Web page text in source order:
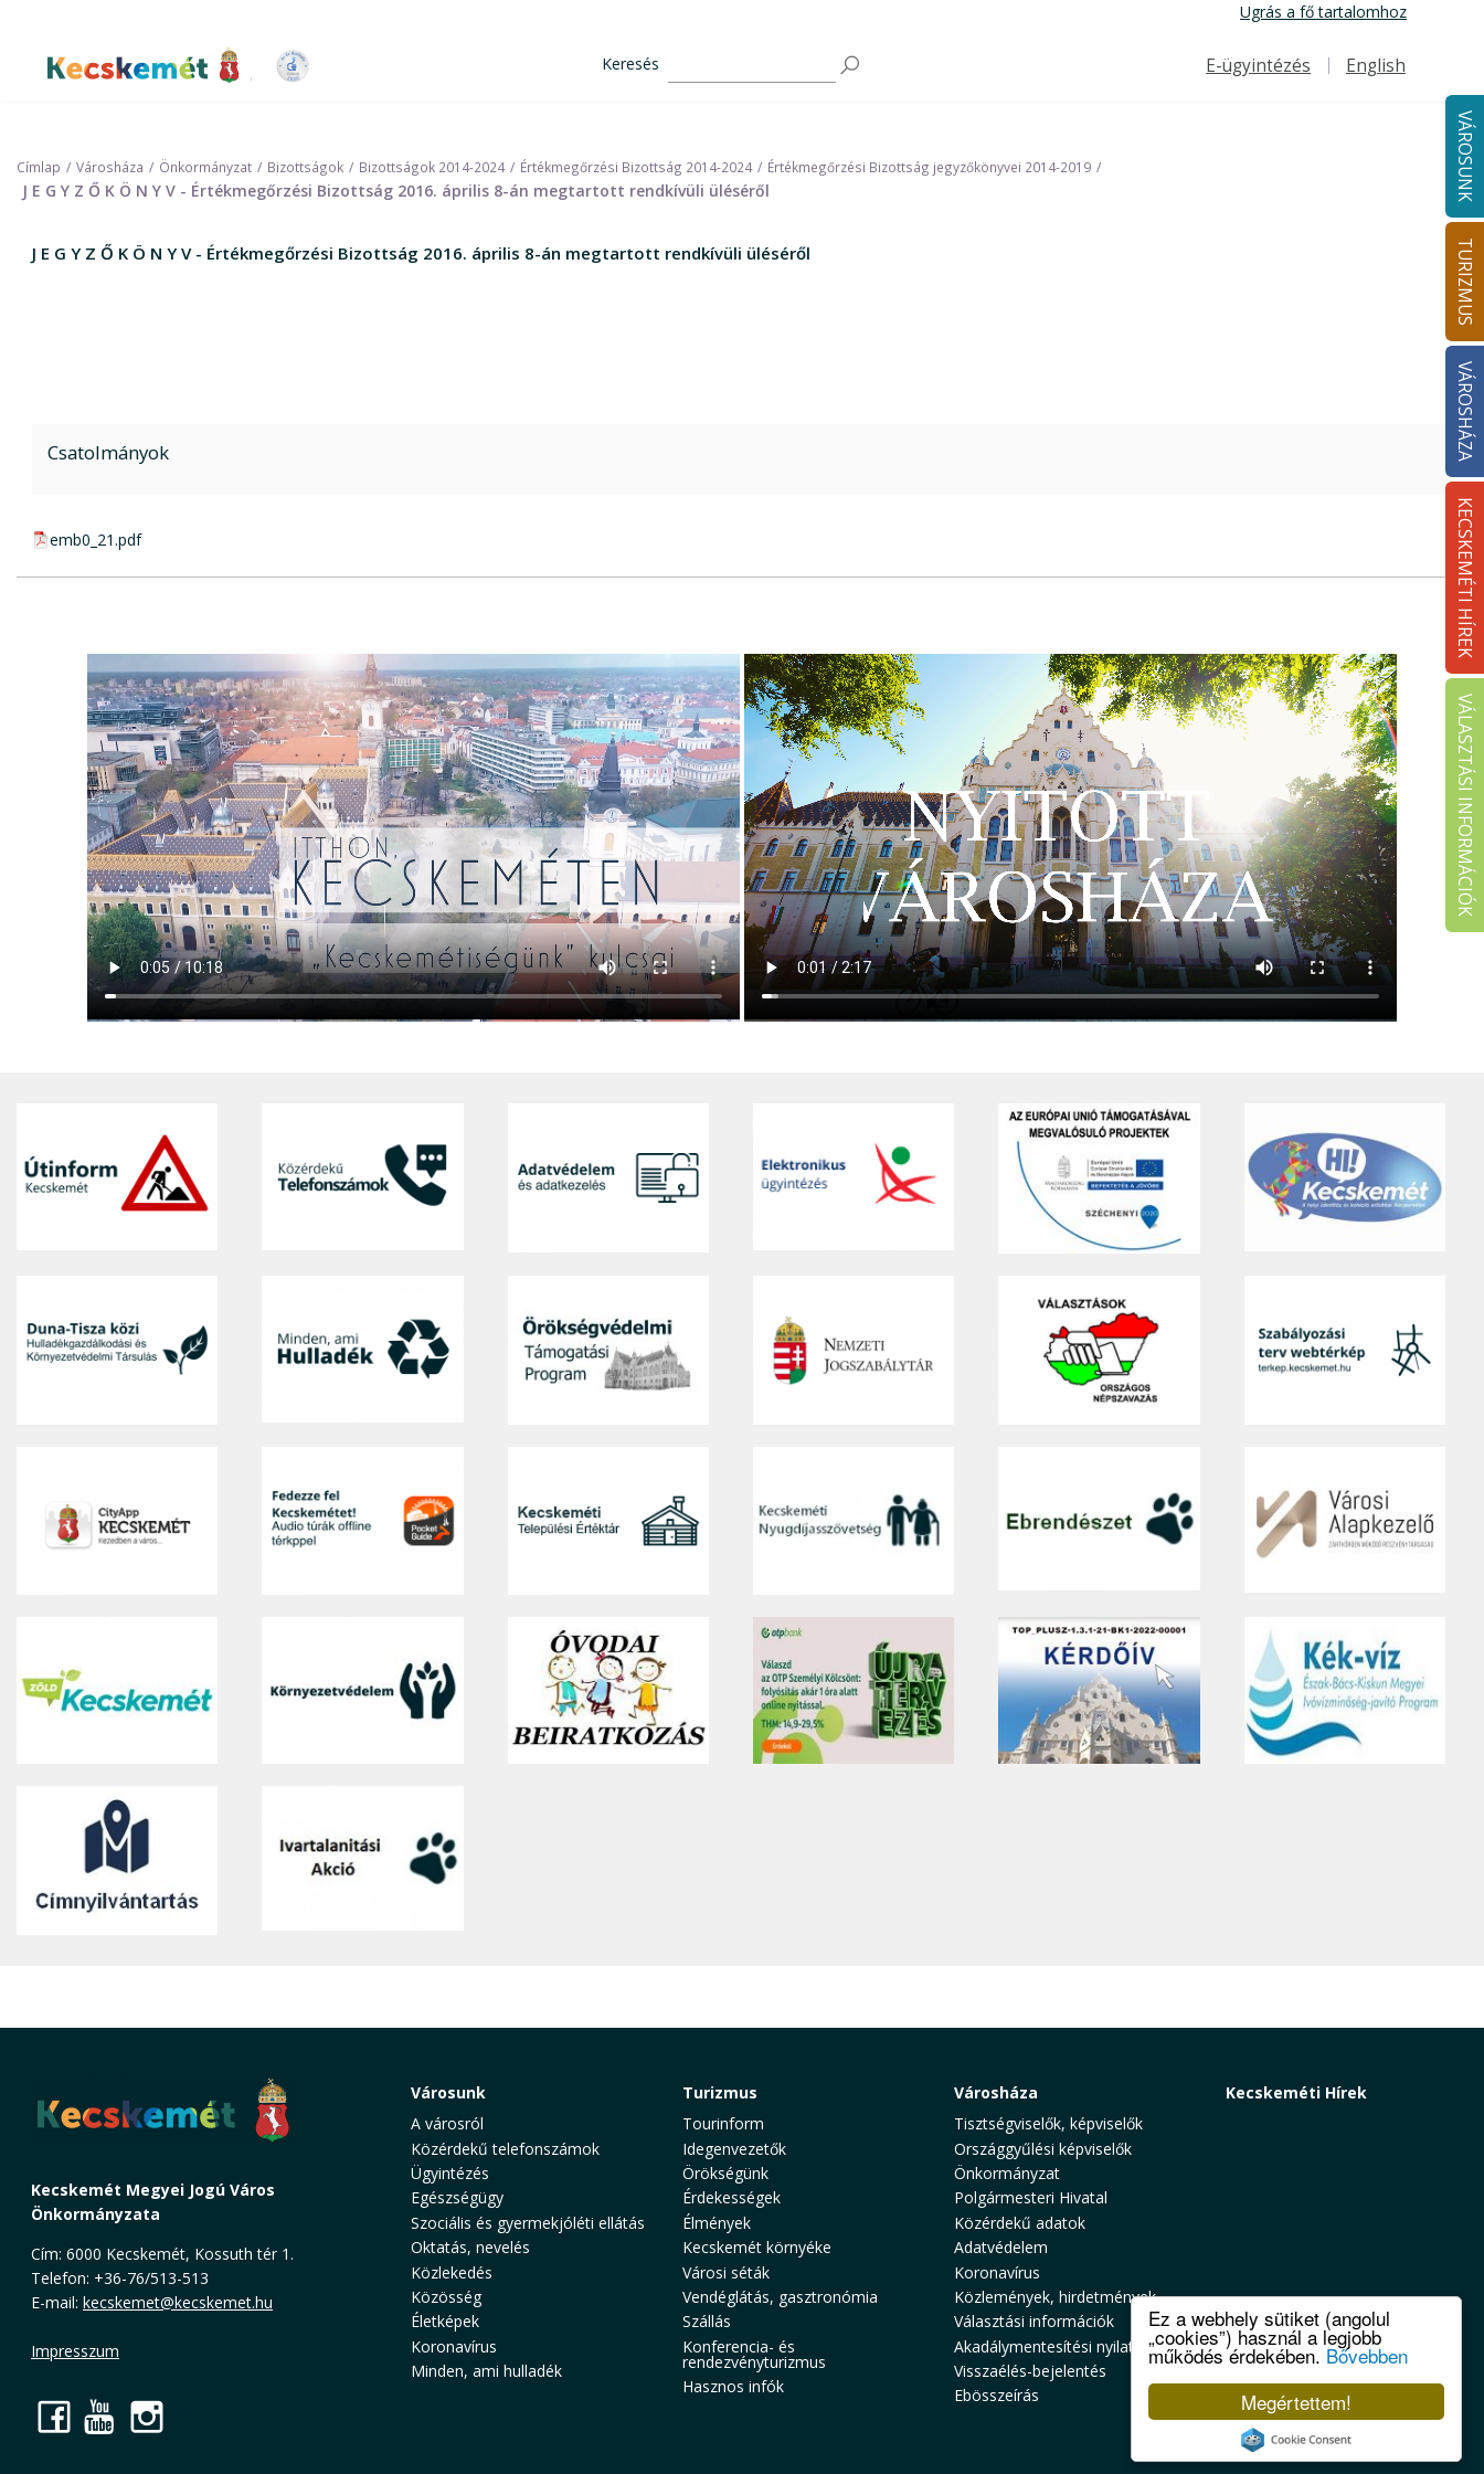
Megértettem!
Ez a webhely sütiket (angolul
„cookies”) használ a legjobb
működés érdekében. Bővebben
Cookie Consent plugin for the EU cookie law
tartalomra
Ugrás a fő tartalomhoz
Kecskemét Város Honlapja
Keresés
Felső navigáció
E-ügyintézés English
VÁROSUNK
TURIZMUS
VÁROSHÁZA
KECSKEMÉTI HÍREK
VÁLASZTÁSI INFORMÁCIÓK
Címlap Városháza Önkormányzat Bizottságok Bizottságok 2014-2024 Értékmegőrzési Bizottság 2014-2024 Értékmegőrzési Bizottság jegyzőkönyvei 2014-2019
J E G Y Z Ő K Ö N Y V - Értékmegőrzési Bizottság 2016. április 8-án megtartott rendkívüli üléséről
J E G Y Z Ő K Ö N Y V - Értékmegőrzési Bizottság 2016. április 8-án megtartott rendkívüli üléséről
Csatolmányok
pdf csatolmány:
emb0_21.pdf
Kecskemét Megyei Jogú Város
Önkormányzata
Cím: 6000 Kecskemét, Kossuth tér 1.
Telefon: +36-76/513-513
E-mail: kecskemet@kecskemet.hu
Impresszum
Facebook
YouTube
Városunk
A városról
Közérdekű telefonszámok
Ügyintézés
Egészségügy
Szociális és gyermekjóléti ellátás
Oktatás, nevelés
Közlekedés
Közösség
Életképek
Koronavírus
Minden, ami hulladék
Turizmus
Tourinform
Idegenvezetők
Örökségünk
Érdekességek
Élmények
Kecskemét környéke
Városi séták
Vendéglátás, gasztronómia
Szállás
Konferencia- és
rendezvényturizmus
Hasznos infók
Városháza
Tisztségviselők, képviselők
Országgyűlési képviselők
Önkormányzat
Polgármesteri Hivatal
Közérdekű adatok
Adatvédelem
Koronavírus
Közlemények, hirdetmények
Választási információk
Akadálymentesítési nyilatkozat
Visszaélés-bejelentés
Ebösszeírás
Kecskeméti Hírek